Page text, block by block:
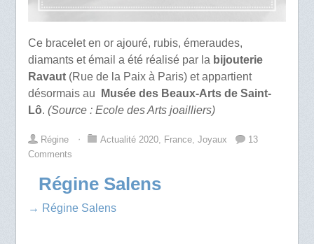
Ce bracelet en or ajouré, rubis, émeraudes,
diamants et émail a été réalisé par la bijouterie
Ravaut(Rue de la Paix à Paris) et appartient
désormais au
Musée des Beaux-Arts de Saint-
Lô. (Source : Ecole des Arts joailliers)
Régine ⋅ Actualité 2020, France, Joyaux
13
Comments
Régine Salens
→ Régine Salens